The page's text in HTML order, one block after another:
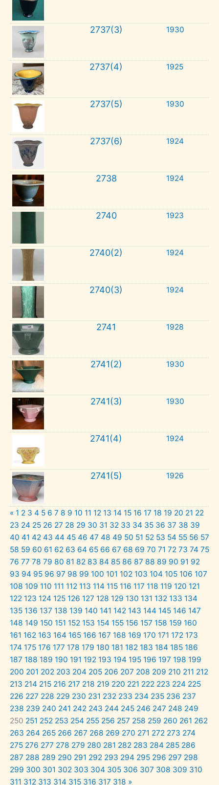
2737(3) 1930
2737(4) 1925
2737(5) 1930
2737(6) 1924
2738 1924
2740 1923
2740(2) 1924
2740(3) 1924
2741 1928
2741(2) 1930
2741(3) 1930
2741(4) 1924
2741(5) 1926
« 1 2 3 4 5 6 7 8 9 10 11 12 13 14 15 16 17 18 19 20 21 22
23 24 25 26 27 28 29 30 31 32 33 34 35 36 37 38 39
40 41 42 43 44 45 46 47 48 49 50 51 52 53 54 55 56 57
58 59 60 61 62 63 64 65 66 67 68 69 70 71 72 73 74 75
76 77 78 79 80 81 82 83 84 85 86 87 88 89 90 91 92
93 94 95 96 97 98 99 100 101 102 103 104 105 106 107
108 109 110 111 112 113 114 115 116 117 118 119 120 121
122 123 124 125 126 127 128 129 130 131 132 133 134
135 136 137 138 139 140 141 142 143 144 145 146 147
148 149 150 151 152 153 154 155 156 157 158 159 160
161 162 163 164 165 166 167 168 169 170 171 172 173
174 175 176 177 178 179 180 181 182 183 184 185 186
187 188 189 190 191 192 193 194 195 196 197 198 199
200 201 202 203 204 205 206 207 208 209 210 211 212
213 214 215 216 217 218 219 220 221 222 223 224 225
226 227 228 229 230 231 232 233 234 235 236 237
238 239 240 241 242 243 244 245 246 247 248 249
250 251 252 253 254 255 256 257 258 259 260 261 262
263 264 265 266 267 268 269 270 271 272 273 274
275 276 277 278 279 280 281 282 283 284 285 286
287 288 289 290 291 292 293 294 295 296 297 298
299 300 301 302 303 304 305 306 307 308 309 310
311 312 313 314 315 316 317 318 »